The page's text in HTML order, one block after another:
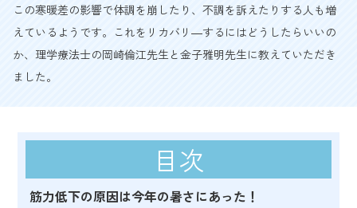
この寒暖差の影響で体調を崩したり、不調を訴えたりする人も増
えているようです。これをリカバリ―するにはどうしたらいいの
か、理学療法士の岡崎倫江先生と金子雅明先生に教えていただき
ました。
目次
筋力低下の原因は今年の暑さにあった！